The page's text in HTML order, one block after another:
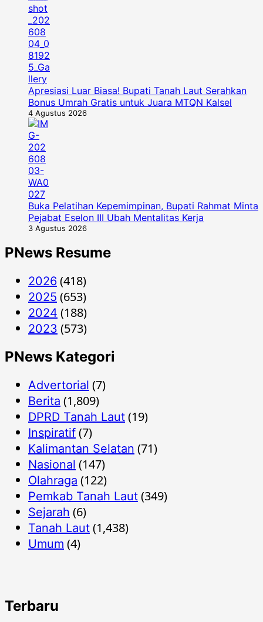
Apresiasi Luar Biasa! Bupati Tanah Laut Serahkan
Bonus Umrah Gratis untuk Juara MTQN Kalsel
4 Agustus 2026
Buka Pelatihan Kepemimpinan, Bupati Rahmat Minta
Pejabat Eselon III Ubah Mentalitas Kerja
3 Agustus 2026
PNews Resume
2026 (418)
2025 (653)
2024 (188)
2023 (573)
PNews Kategori
Advertorial (7)
Berita (1,809)
DPRD Tanah Laut (19)
Inspiratif (7)
Kalimantan Selatan (71)
Nasional (147)
Olahraga (122)
Pemkab Tanah Laut (349)
Sejarah (6)
Tanah Laut (1,438)
Umum (4)
Terbaru